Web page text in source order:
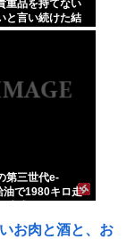
重品を持てない
と言い続けた結
り始めた件
第三世代e-
油で1980キロ走
お肉と酒と、お